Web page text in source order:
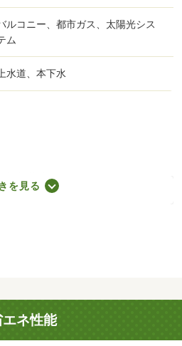
ルコニー、都市ガス、太陽光シス
ム
上水道、本下水
中学校（1,100m）
り、雨天時の乗り降りもスムー
帖のＬＤＫ◆自然と会話の機会
◆動線良好なアイランドキッチ
３５の高断熱仕様により、一年
優れた冷暖房効率を実現◆太陽
省エネ性と快適性を兼ね備えた
を見る
ネ性能